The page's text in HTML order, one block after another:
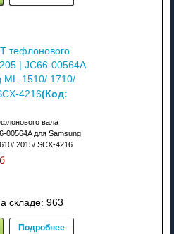
тефлонового
| JC66-00564A
ML-1510/ 1710/
4216(Код:
вала
00564A для Samsung
2015/ SCX-4216
складе: 963
Подробнее